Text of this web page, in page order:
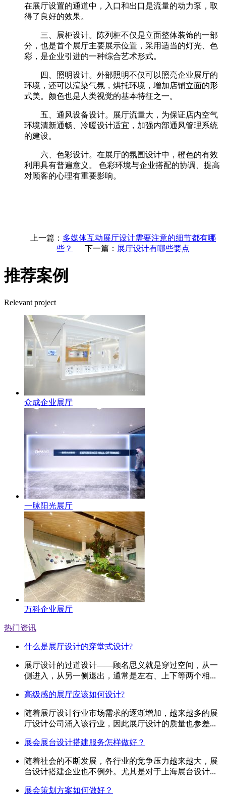
在展厅设置的通道中，入口和出口是流量的动力泵，取
得了良好的效果。
三、展柜设计。陈列柜不仅是立面整体装饰的一部
分，也是首个展厅主要展示位置，采用适当的灯光、色
彩，是企业引进的一种综合艺术形式。
四、照明设计。外部照明不仅可以照亮企业展厅的
环境，还可以渲染气氛，烘托环境，增加店铺立面的形
式美。颜色也是人类视觉的基本特征之一。
五、通风设备设计。展厅流量大，为保证店内空气
环境清新通畅、冷暖设计适宜，加强内部通风管理系统
的建设。
六、色彩设计。在展厅的氛围设计中，橙色的有效
利用具有普遍意义。 色彩环境与企业搭配的协调、提高
对顾客的心理有重要影响。
上一篇： 多媒体互动展厅设计需要注意的细节都有哪
些？
下一篇： 展厅设计有哪些要点
推荐案例
Relevant project
众成企业展厅
一脉阳光展厅
万科企业展厅
热门资讯
什么是展厅设计的穿堂式设计?
展厅设计的过道设计——顾名思义就是穿过空间，从一
侧进入，从另一侧退出，通常是左右、上下等两个相...
高级感的展厅应该如何设计?
随着展厅设计行业市场需求的逐渐增加，越来越多的展
厅设计公司涌入该行业，因此展厅设计的质量也参差...
展会展台设计搭建服务怎样做好？
随着社会的不断发展，各行业的竞争压力越来越大，展
台设计搭建企业也不例外。尤其是对于上海展台设计...
展会策划方案如何做好？